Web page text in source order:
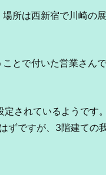
所は西新宿で川崎の
とで付いた営業さん
されているようです。
ですが、3階建ての